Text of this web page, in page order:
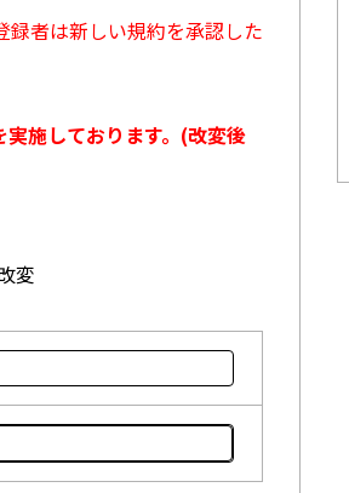
録者は新しい規約を承認した
施しております。(改変後
変